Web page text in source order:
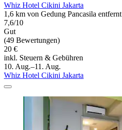
Whiz Hotel Cikini Jakarta
1,6 km von Gedung Pancasila entfernt
7,6/10
Gut
(49 Bewertungen)
20 €
inkl. Steuern & Gebühren
10. Aug.–11. Aug.
Whiz Hotel Cikini Jakarta